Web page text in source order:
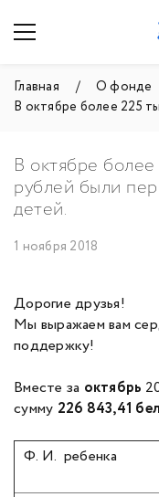
Главная О фонде
В октябре более 225
В октябре
рублей были
детей.
1 ноября 2018
Дорогие друзья!
Мы выражаем вам
поддержку!
Вместе за октябрь
сумму 226 843,41
Ф. И. ребенка